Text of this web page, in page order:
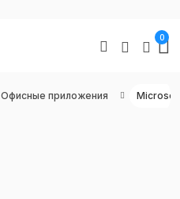
0
Офисные приложения